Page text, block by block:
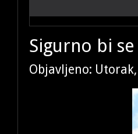
Sigurno bi
Objavljeno: